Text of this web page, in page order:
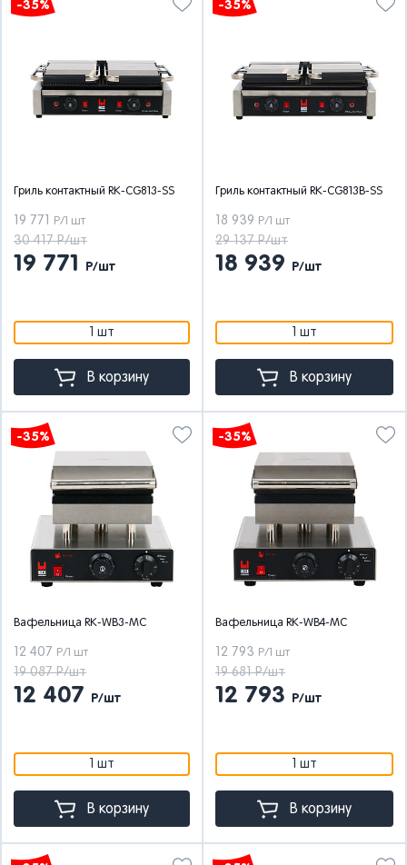
-35%
Гриль контактный RK-CG813-SS
19 771 Р/1 шт
30 417 Р/шт
19 771 Р/шт
1 шт
В корзину
-35%
Гриль контактный RK-CG813B-SS
18 939 Р/1 шт
29 137 Р/шт
18 939 Р/шт
1 шт
В корзину
-35%
Вафельница RK-WB3-MC
12 407 Р/1 шт
19 087 Р/шт
12 407 Р/шт
1 шт
В корзину
-35%
Вафельница RK-WB4-MC
12 793 Р/1 шт
19 681 Р/шт
12 793 Р/шт
1 шт
В корзину